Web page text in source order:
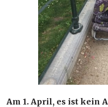
Am 1. April, es ist kein